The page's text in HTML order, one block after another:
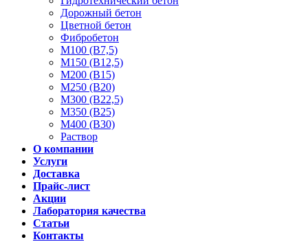
Дорожный бетон
Цветной бетон
Фибробетон
М100 (В7,5)
М150 (В12,5)
М200 (В15)
М250 (В20)
М300 (В22,5)
М350 (В25)
М400 (В30)
Раствор
О компании
Услуги
Доставка
Прайс-лист
Акции
Лаборатория качества
Статьи
Контакты